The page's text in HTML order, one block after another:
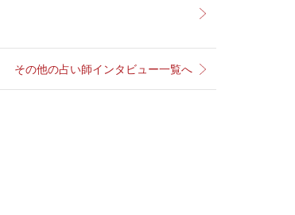
その他の占い師インタビュー一覧へ